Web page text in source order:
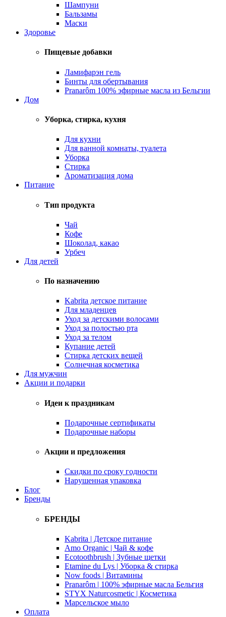
Шампуни
Бальзамы
Маски
Здоровье
Пищевые добавки
Ламифарэн гель
Бинты для обертывания
Pranarôm 100% эфирные масла из Бельгии
Дом
Уборка, стирка, кухня
Для кухни
Для ванной комнаты, туалета
Уборка
Стирка
Ароматизация дома
Питание
Тип продукта
Чай
Кофе
Шоколад, какао
Урбеч
Для детей
По назначению
Kabrita детское питание
Для младенцев
Уход за детскими волосами
Уход за полостью рта
Уход за телом
Купание детей
Стирка детских вещей
Солнечная косметика
Для мужчин
Акции и подарки
Идеи к праздникам
Подарочные сертификаты
Подарочные наборы
Акции и предложения
Скидки по сроку годности
Нарушенная упаковка
Блог
Бренды
БРЕНДЫ
Kabrita | Детское питание
Amo Organic | Чай & кофе
Ecotoothbrush | Зубные щетки
Etamine du Lys | Уборка & стирка
Now foods | Витамины
Pranarôm | 100% эфирные масла Бельгия
STYX Naturcosmetic | Косметика
Марсельское мыло
Оплата